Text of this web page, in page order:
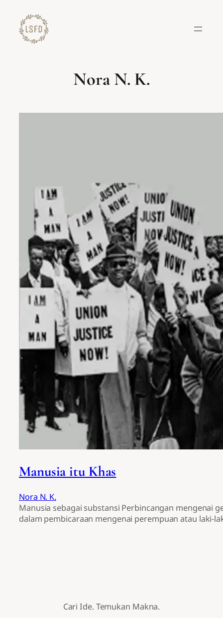
konten
Nora N. K.
Manusia itu Khas
Nora N. K.
Manusia sebagai substansi Perbincangan mengenai
dalam pembicaraan mengenai perempuan atau laki-
Cari Ide. Temukan Makna.